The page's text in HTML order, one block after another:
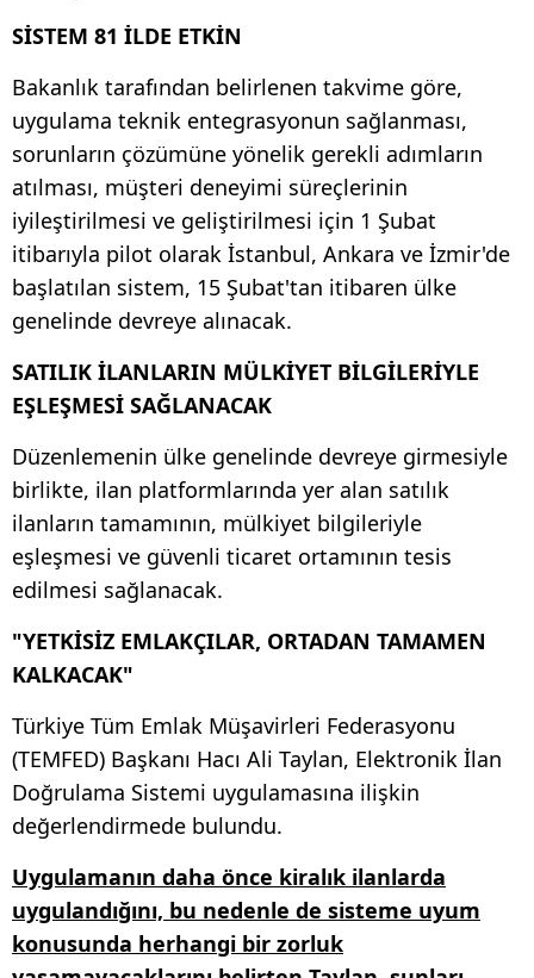
SİSTEM 81 İLDE ETKİN
Bakanlık tarafından belirlenen takvime göre,
uygulama teknik entegrasyonun sağlanması,
sorunların çözümüne yönelik gerekli adımların
atılması, müşteri deneyimi süreçlerinin
iyileştirilmesi ve geliştirilmesi için 1 Şubat
itibarıyla pilot olarak İstanbul, Ankara ve İzmir'de
başlatılan sistem, 15 Şubat'tan itibaren ülke
genelinde devreye alınacak.
SATILIK İLANLARIN MÜLKİYET BİLGİLERİYLE
EŞLEŞMESİ SAĞLANACAK
Düzenlemenin ülke genelinde devreye girmesiyle
birlikte, ilan platformlarında yer alan satılık
ilanların tamamının, mülkiyet bilgileriyle
eşleşmesi ve güvenli ticaret ortamının tesis
edilmesi sağlanacak.
"YETKİSİZ EMLAKÇILAR, ORTADAN TAMAMEN
KALKACAK"
Türkiye Tüm Emlak Müşavirleri Federasyonu
(TEMFED) Başkanı Hacı Ali Taylan, Elektronik İlan
Doğrulama Sistemi uygulamasına ilişkin
değerlendirmede bulundu.
Uygulamanın daha önce kiralık ilanlarda
uygulandığını, bu nedenle de sisteme uyum
konusunda herhangi bir zorluk